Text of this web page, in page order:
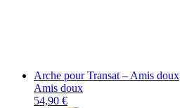
Arche pour Transat – Amis doux
Amis doux
54,90 €